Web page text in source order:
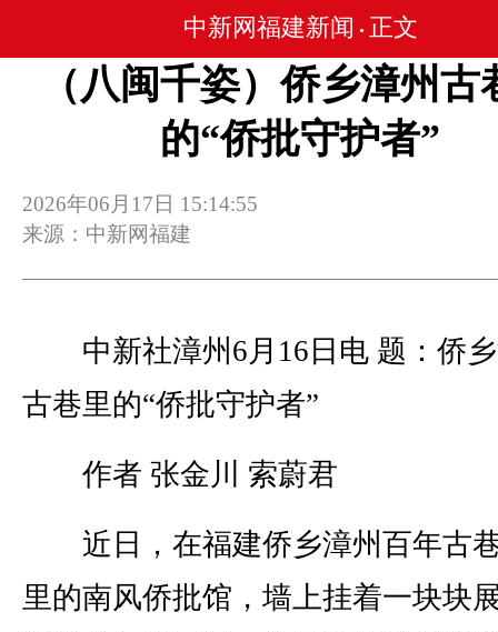
中新网福建新闻 • 正文
（八闽千姿）侨乡漳州古
的“侨批守护者”
2026年06月17日 15:14:55
来源：中新网福建
中新社漳州6月16日电 题：侨
古巷里的“侨批守护者”
作者 张金川 索蔚君
近日，在福建侨乡漳州百年古
里的南风侨批馆，墙上挂着一块块